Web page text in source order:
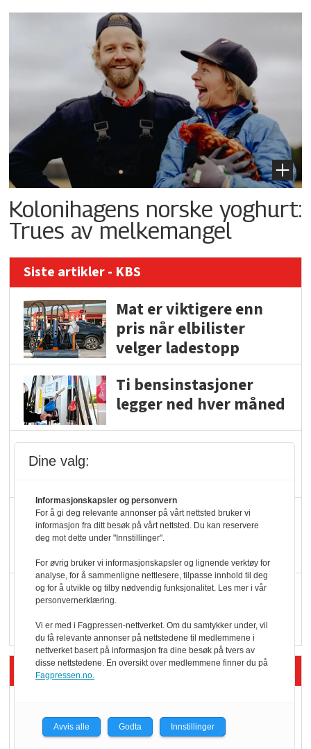
Kolonihagens norske yoghurt:
Trues av melkemangel
Siste artikler - KBS
Mat er viktigere enn
pris når elbilister
velger ladestopp
Ti bensinstasjoner
legger ned hver måned
KBS-bransjen i
endring: Stadig større
serveringstilbud
Vokser med ferdigmat
Siste artikler - Butikk i praksis
dundrer videre
Dine valg:
Informasjonskapsler og personvern
For å gi deg relevante annonser på vårt nettsted bruker vi
informasjon fra ditt besøk på vårt nettsted. Du kan reservere
deg mot dette under "Innstillinger".
For øvrig bruker vi informasjonskapsler og lignende verktøy for
analyse, for å sammenligne nettlesere, tilpasse innhold til deg
og for å utvikle og tilby nødvendig funksjonalitet. Les mer i vår
personvernerklæring.
Vi er med i Fagpressen-nettverket. Om du samtykker under, vil
du få relevante annonser på nettstedene til medlemmene i
nettverket basert på informasjon fra dine besøk på tvers av
disse nettstedene. En oversikt over medlemmene finner du på
Fagpressen.no.
Avvis alle Godta Innstillinger